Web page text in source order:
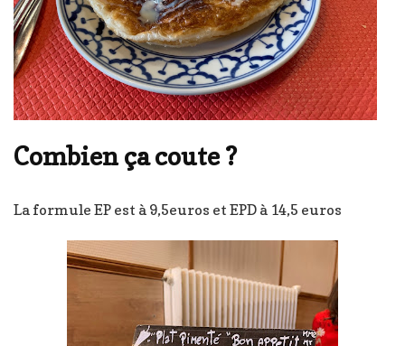
Combien ça coute ?
La formule EP est à 9,5euros et EPD à 14,5 euros